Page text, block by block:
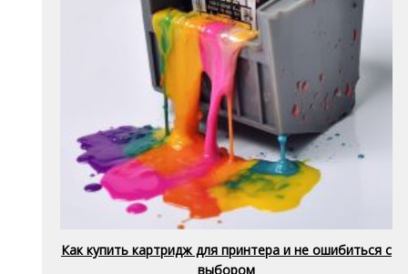
Как купить картридж для принтера и не ошибиться с
выбором